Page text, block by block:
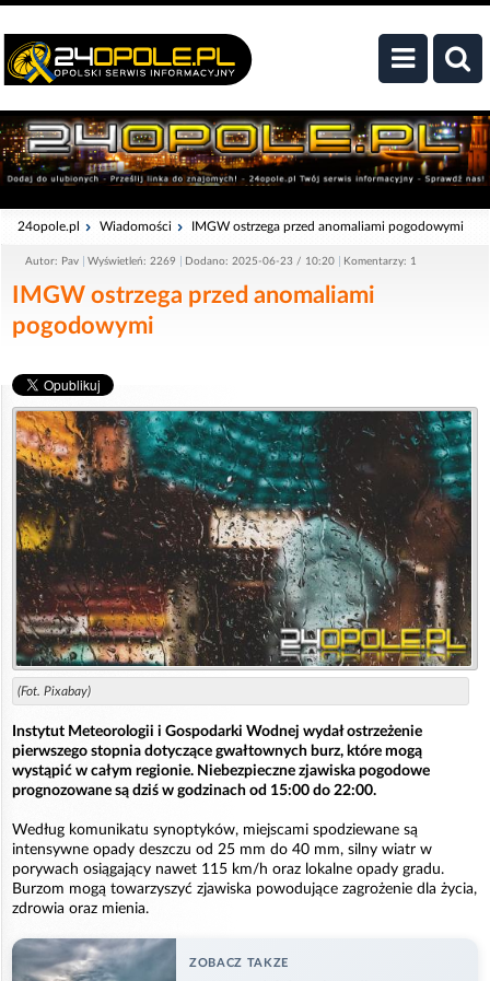
24opole.pl Wiadomości IMGW ostrzega przed anomaliami pogodowymi
Autor: Pav Wyświetleń: 2269 Dodano: 2025-06-23 / 10:20 Komentarzy: 1
IMGW ostrzega przed anomaliami
pogodowymi
(Fot. Pixabay)
Instytut Meteorologii i Gospodarki Wodnej wydał ostrzeżenie
pierwszego stopnia dotyczące gwałtownych burz, które mogą
wystąpić w całym regionie. Niebezpieczne zjawiska pogodowe
prognozowane są dziś w godzinach od 15:00 do 22:00.
Według komunikatu synoptyków, miejscami spodziewane są
intensywne opady deszczu od 25 mm do 40 mm, silny wiatr w
porywach osiągający nawet 115 km/h oraz lokalne opady gradu.
Burzom mogą towarzyszyć zjawiska powodujące zagrożenie dla życia,
zdrowia oraz mienia.
ZOBACZ TAKZE